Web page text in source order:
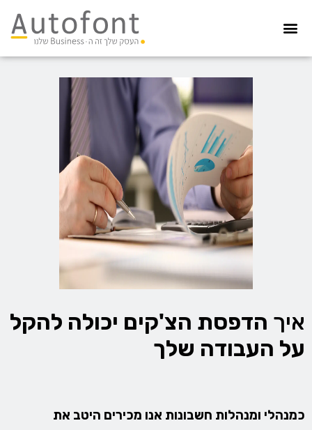
איך הדפסת הצ'קים יכולה להקל
על העבודה שלך
כמנהלי ומנהלות חשבונות אנו מכירים היטב את